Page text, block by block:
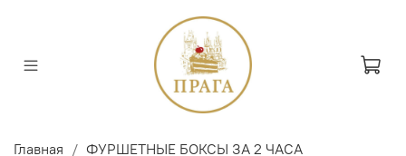
Главная ФУРШЕТНЫЕ БОКСЫ ЗА 2 ЧАСА